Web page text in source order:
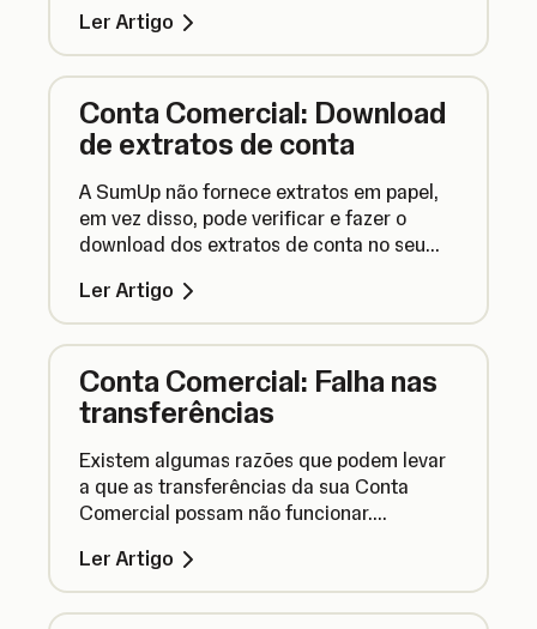
Ler Artigo
Conta Comercial: Download
de extratos de conta
A SumUp não fornece extratos em papel,
em vez disso, pode verificar e fazer o
download dos extratos de conta no seu
do ambiente.
Ler Artigo
Conta Comercial: Falha nas
transferências
Existem algumas razões que podem levar
a que as transferências da sua Conta
Comercial possam não funcionar.
transferências falhem e o que pode fazer
em relação a isso.
Ler Artigo